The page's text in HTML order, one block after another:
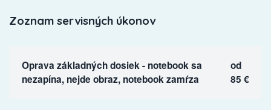
Zoznam servisných úkonov
Oprava základných dosiek - notebook sa
nezapína, nejde obraz, notebook zamŕza
od
85 €